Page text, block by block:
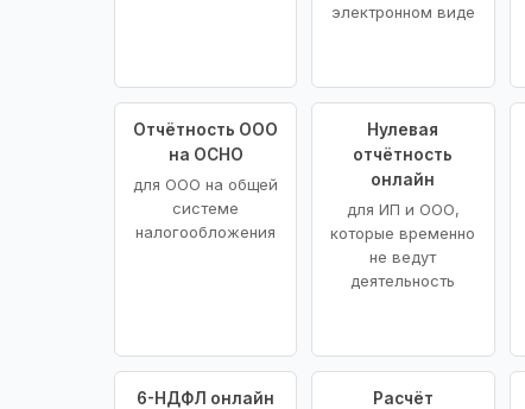
электронном виде
Отчётность ООО
на ОСНО
для ООО на общей
системе
налогообложения
Нулевая
отчётность
онлайн
для ИП и ООО,
которые временно
не ведут
деятельность
6-НДФЛ онлайн
Расчёт